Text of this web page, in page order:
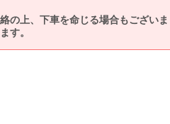
の上、下車を命じる場合もございま
す。